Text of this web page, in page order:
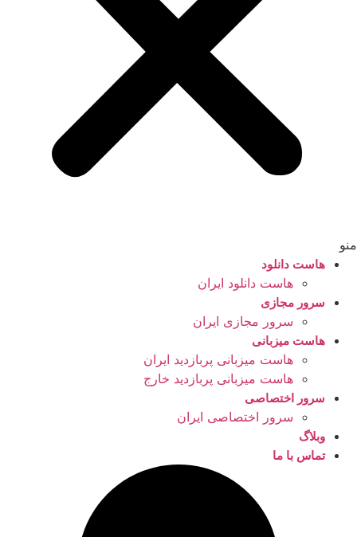
منو
هاست دانلود
هاست دانلود ایران
سرور مجازی
سرور مجازی ایران
هاست میزبانی
هاست میزبانی پربازدید ایران
هاست میزبانی پربازدید خارج
سرور اختصاصی
سرور اختصاصی ایران
وبلاگ
تماس با ما